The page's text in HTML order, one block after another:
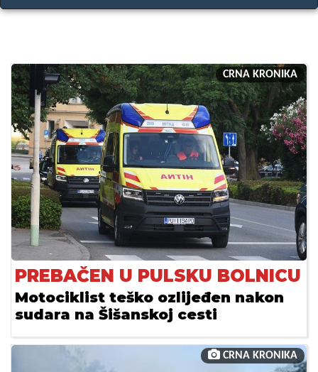
CRNA KRONIKA
PREBAČEN U PULSKU BOLNICU
Motociklist teško ozlijeđen nakon
sudara na Šišanskoj cesti
CRNA KRONIKA